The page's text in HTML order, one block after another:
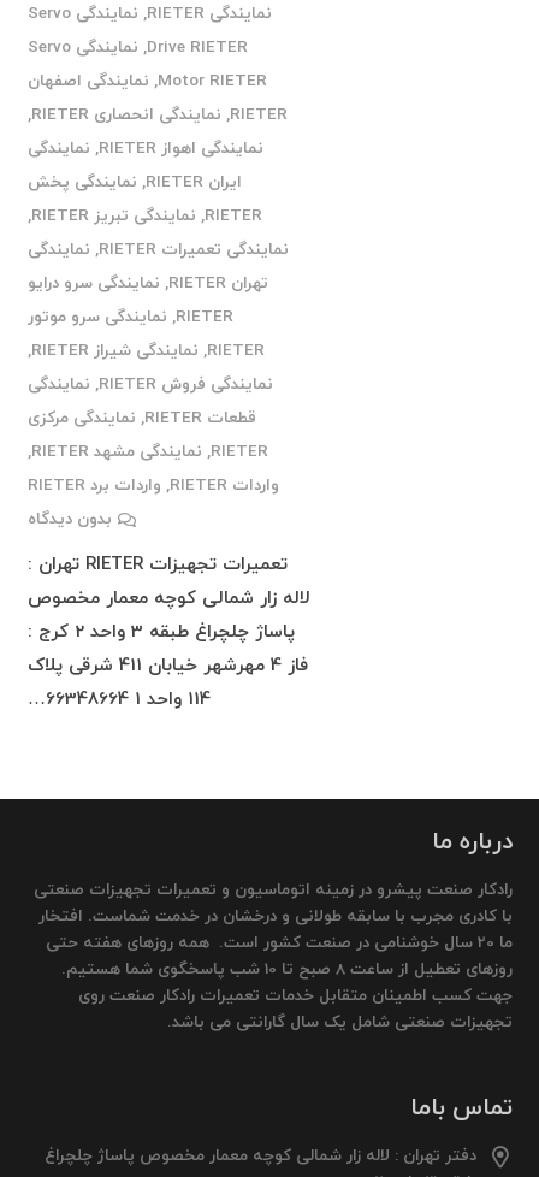
نمایندگی RIETER
,
نمایندگی Servo
Drive RIETER
,
نمایندگی Servo
Motor RIETER
, نمایندگی اصفهان
RIETER
, نمایندگی انحصاری RIETER
,
نمایندگی اهواز RIETER
, نمایندگی
ایران RIETER
, نمایندگی پخش
RIETER
, نمایندگی تبریز RIETER
,
نمایندگی تعمیرات RIETER
, نمایندگی
تهران RIETER
, نمایندگی سرو درایو
RIETER
, نمایندگی سرو موتور
RIETER
, نمایندگی شیراز RIETER
,
نمایندگی فروش RIETER
, نمایندگی
قطعات RIETER
, نمایندگی مرکزی
RIETER
, نمایندگی مشهد RIETER
,
واردات RIETER
, واردات برد RIETER
بدون دیدگاه
تعمیرات تجهیزات RIETER تهران :
لاله زار شمالی کوچه معمار مخصوص
پاساژ چلچراغ طبقه 3 واحد 2 کرج :
فاز 4 مهرشهر خیابان 411 شرقی پلاک
114 واحد 1 66348664…
درباره ما
رادکار صنعت پیشرو در زمینه اتوماسیون و تعمیرات تجهیزات صنعتی
با کادری مجرب با سابقه طولانی و درخشان در خدمت شماست. افتخار
ما 20 سال خوشنامی در صنعت کشور است. همه روزهای هفته حتی
روزهای تعطیل از ساعت 8 صبح تا 10 شب پاسخگوی شما هستیم.
جهت کسب اطمینان متقابل خدمات تعمیرات رادکار صنعت روی
تجهیزات صنعتی شامل یک سال گارانتی می باشد.
تماس باما
دفتر تهران : لاله زار شمالی کوچه معمار مخصوص پاساژ چلچراغ